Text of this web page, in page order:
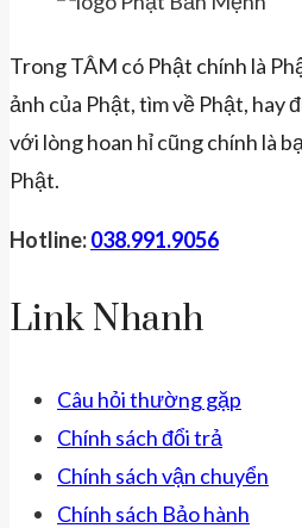
Trong TÂM có Phật chính là
ảnh của Phật, tìm về Phật, hay
với lòng hoan hỉ cũng chính là
Phật.
Hotline:038.991.9056
Link Nhanh
Câu hỏi thường gặp
Chính sách đổi trả
Chính sách vận chuyển
Chính sách Bảo hành